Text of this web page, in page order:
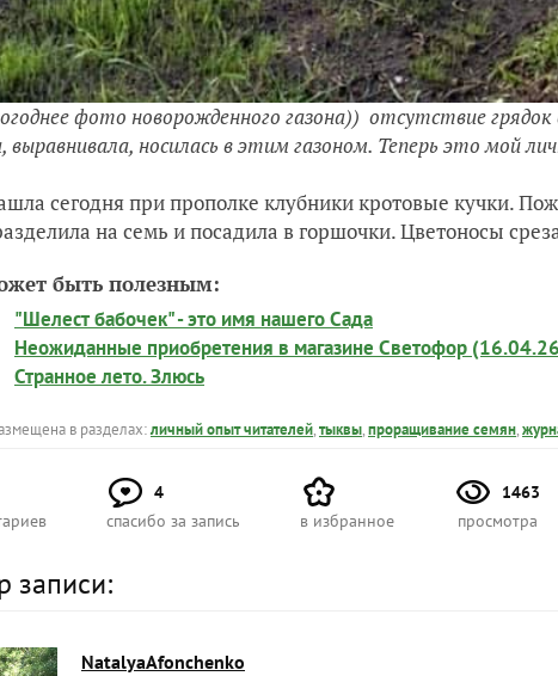
фото новорожденного газона)) отсутствие
выравнивала, носилась в этим газоном. Теперь это мой
сегодня при прополке клубники кротовые кучки.
на семь и посадила в горшочки. Цветоносы
быть полезным:
"Шелест бабочек" - это имя нашего Сада
Неожиданные приобретения в магазине Светофор
Странное лето. Злюсь
в разделах:личный опыт читателей,тыквы,проращивание семян,
4
спасибо за запись
в избранное
1463
просмотра
записи:
NatalyaAfonchenko